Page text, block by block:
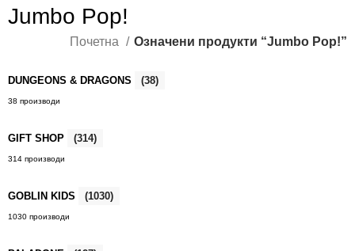
Jumbo Pop!
Почетна Означени продукти “Jumbo Pop!”
DUNGEONS & DRAGONS (38)
38 производи
GIFT SHOP (314)
314 производи
GOBLIN KIDS (1030)
1030 производи